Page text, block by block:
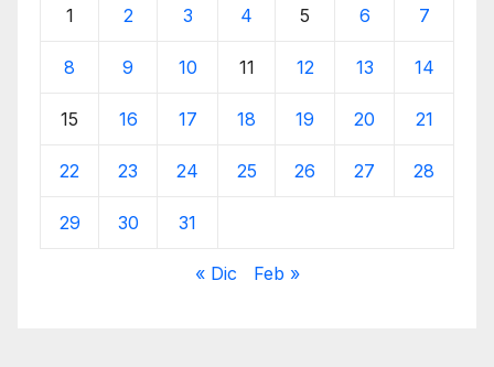
1 2 3 4 5 6 7
8 9 10 11 12 13 14
15 16 17 18 19 20 21
22 23 24 25 26 27 28
29 30 31
« Dic Feb »